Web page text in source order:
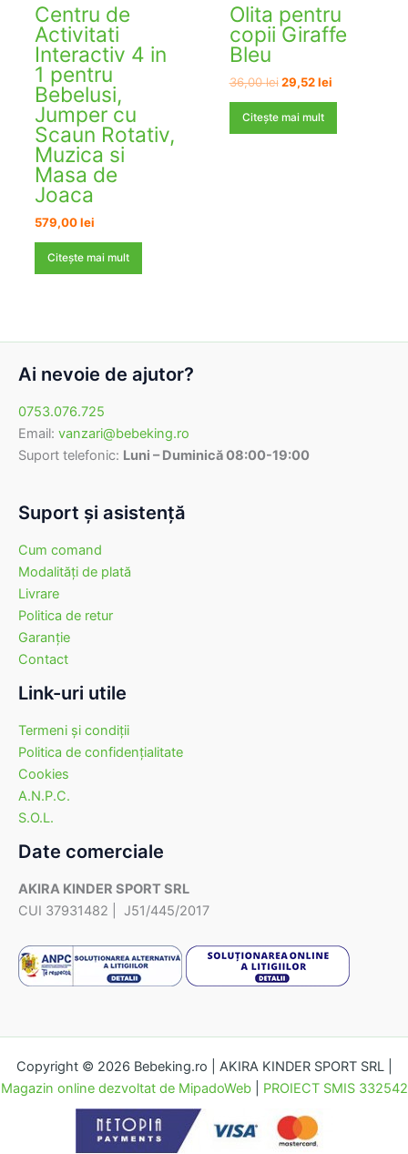
Centru de
Activitati
Interactiv 4 in
1 pentru
Bebelusi,
Jumper cu
Scaun Rotativ,
Muzica si
Masa de
Joaca
579,00lei
Citește mai mult
Olita pentru
copii Giraffe
Bleu
36,00lei Prețul
a
29,52leiPrețul
Citește mai mult
Ai nevoie de ajutor?
0753.076.725
Email: vanzari@bebeking.ro
Suport telefonic: Luni – Duminică 08:00-19:00
Suport şi asistenţă
Cum comand
Modalităţi de plată
Livrare
Politica de retur
Garanţie
Contact
Link-uri utile
Termeni şi condiţii
Politica de confidenţialitate
Cookies
A.N.P.C.
S.O.L.
Date comerciale
AKIRA KINDER SPORT SRL
CUI 37931482 | J51/445/2017
Copyright © 2026 Bebeking.ro | AKIRA KINDER SPORT SRL |
Magazin online dezvoltat de MipadoWeb| PROIECT SMIS 332542